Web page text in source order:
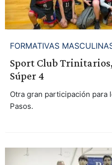
FORMATIVAS
Sport Club
Súper 4
Otra gran participación para
Pasos.